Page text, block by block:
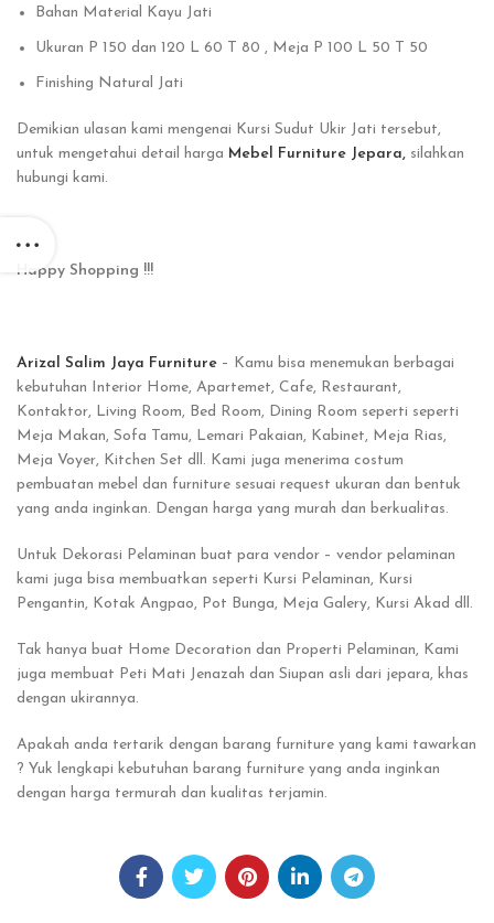
Bahan Material Kayu Jati
Ukuran P 150 dan 120 L 60 T 80 , Meja P 100 L 50 T 50
Finishing Natural Jati
Demikian ulasan kami mengenai Kursi Sudut Ukir Jati tersebut,
untuk mengetahui detail harga Mebel Furniture Jepara, silahkan
hubungi kami.
Happy Shopping !!!
Arizal Salim Jaya Furniture – Kamu bisa menemukan berbagai
kebutuhan Interior Home, Apartemet, Cafe, Restaurant,
Kontaktor, Living Room, Bed Room, Dining Room seperti seperti
Meja Makan, Sofa Tamu, Lemari Pakaian, Kabinet, Meja Rias,
Meja Voyer, Kitchen Set dll. Kami juga menerima costum
pembuatan mebel dan furniture sesuai request ukuran dan bentuk
yang anda inginkan. Dengan harga yang murah dan berkualitas.
Untuk Dekorasi Pelaminan buat para vendor – vendor pelaminan
kami juga bisa membuatkan seperti Kursi Pelaminan, Kursi
Pengantin, Kotak Angpao, Pot Bunga, Meja Galery, Kursi Akad dll.
Tak hanya buat Home Decoration dan Properti Pelaminan, Kami
juga membuat Peti Mati Jenazah dan Siupan asli dari jepara, khas
dengan ukirannya.
Apakah anda tertarik dengan barang furniture yang kami tawarkan
? Yuk lengkapi kebutuhan barang furniture yang anda inginkan
dengan harga termurah dan kualitas terjamin.